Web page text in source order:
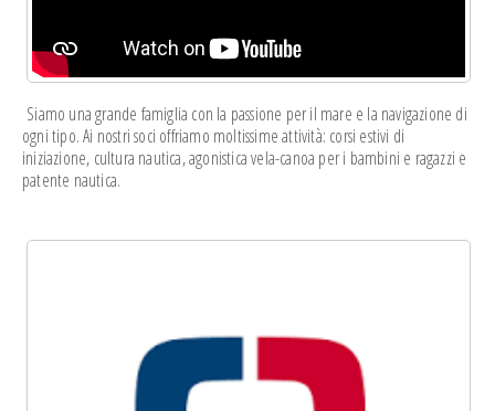
Siamo una grande famiglia con la passione per il mare e la navigazione di
ogni tipo. Ai nostri soci offriamo moltissime attività: corsi estivi di
iniziazione, cultura nautica, agonistica vela-canoa per i bambini e ragazzi e
patente nautica.